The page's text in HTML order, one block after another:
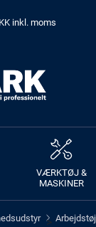
inkl. moms
VÆRKTØJ &
MASKINER
> Arbejdstøj